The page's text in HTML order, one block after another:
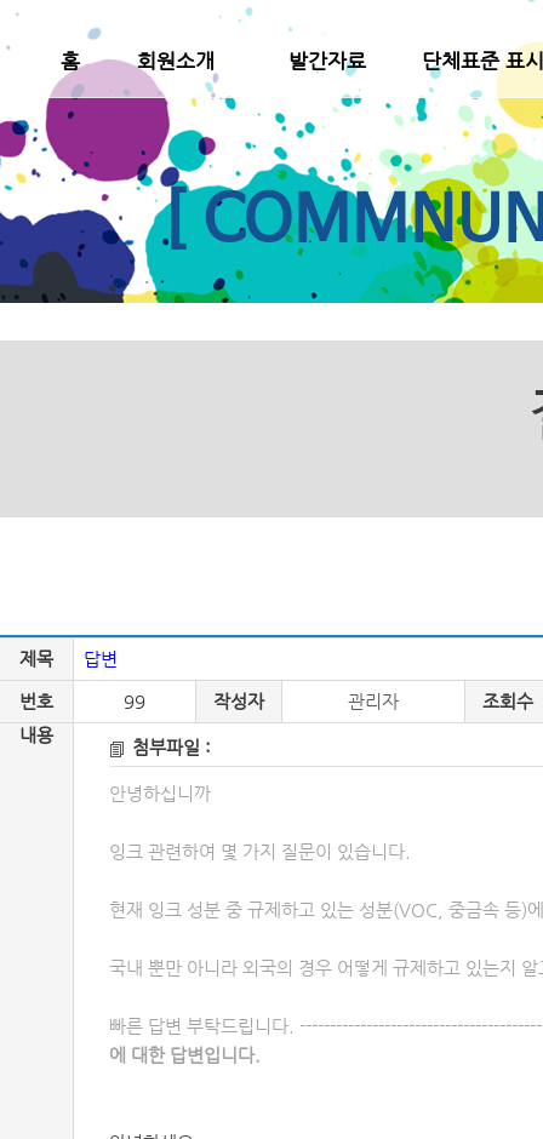
홈 회원소개 발간자료 단체표준 표
[
제목 답변
번호 99 작성자 관리자
조회수
내용
첨부파일 :
안녕하십니까
잉크 관련하여 몇 가지 질문이 있습니다.
현재 잉크 성분 중 규제하고 있는 성분(VOC, 중금속 등)
국내 뿐만 아니라 외국의 경우 어떻게 규제하고 있는지
빠른 답변 부탁드립니다.
에 대한 답변입니다.